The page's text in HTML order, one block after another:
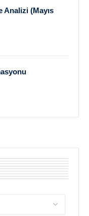
Analizi (Mayıs